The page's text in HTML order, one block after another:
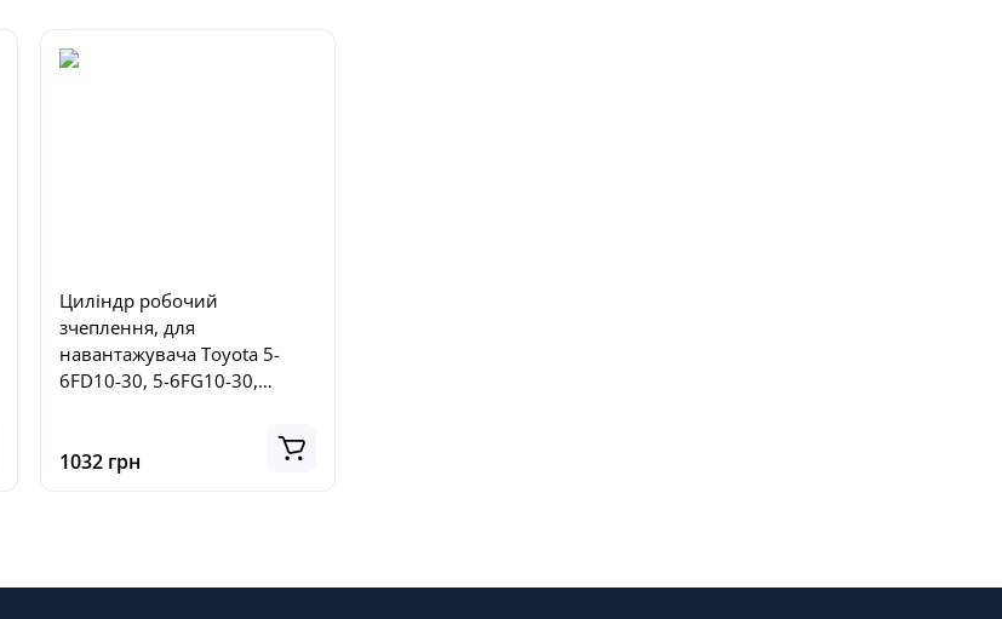
Циліндр робочий
зчеплення, для
навантажувача Toyota 5-
6FD10-30, 5-6FG10-30,
1032 грн